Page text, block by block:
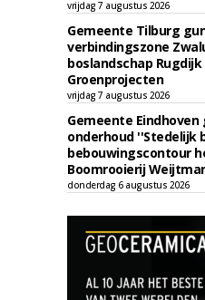
vrijdag 7 augustus 2026
Gemeente Tilburg
verbindingszone
boslandschap
Groenprojecten
vrijdag 7 augustus 2026
Gemeente
onderhoud ''Stedelijk
bebouwingscontour
Boomrooierij
donderdag 6 augustus 2026